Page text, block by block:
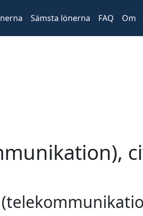
Sämsta lönerna FAQ Om